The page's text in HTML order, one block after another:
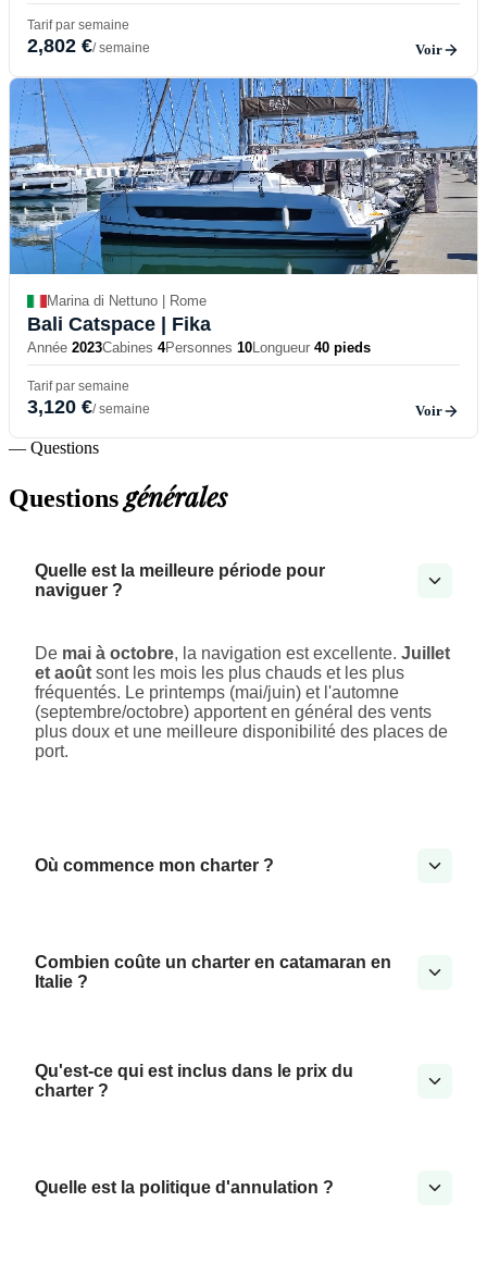
Tarif par semaine
2,802 €/ semaine Voir
Marina di Nettuno | Rome
Bali Catspace | Fika
Année 2023Cabines 4Personnes 10Longueur 40 pieds
Tarif par semaine
3,120 €/ semaine Voir
— Questions
Questionsgénérales
Quelle est la meilleure période pour
naviguer ?
De mai à octobre, la navigation est excellente. Juillet
et août sont les mois les plus chauds et les plus
fréquentés. Le printemps (mai/juin) et l'automne
(septembre/octobre) apportent en général des vents
plus doux et une meilleure disponibilité des places de
port.
Où commence mon charter ?
Combien coûte un charter en catamaran en
Italie ?
Qu'est-ce qui est inclus dans le prix du
charter ?
Quelle est la politique d'annulation ?